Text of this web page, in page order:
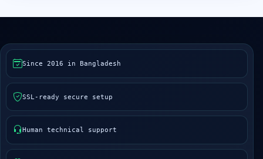
Since 2016 in Bangladesh
SSL-ready secure setup
Human technical support